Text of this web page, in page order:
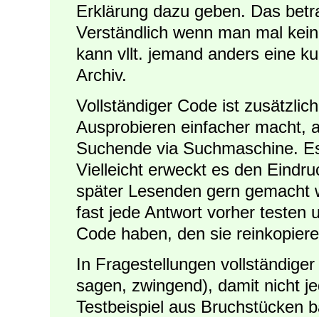
Erklärung dazu geben. Das
Verständlich wenn man mal
kann vllt. jemand anders eine
Archiv.
Vollständiger Code ist
Ausprobieren einfacher macht,
Suchende via Suchmaschine.
Vielleicht erweckt es den
später Lesenden gern
fast jede Antwort vorher testen
Code haben, den sie
In Fragestellungen
sagen, zwingend), damit nicht
Testbeispiel aus Bruchstücken